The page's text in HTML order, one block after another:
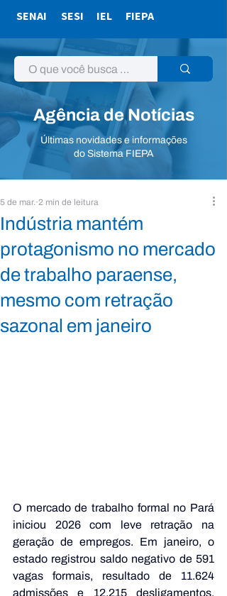
SENAI SESI IEL FIEPA
Agência de Notícias
Últimas novidades e informações
do Sistema FIEPA
Indústria mantém
protagonismo no mercado
de trabalho paraense,
mesmo com retração
sazonal em janeiro
5 de mar. 2 min de leitura
O mercado de trabalho formal no Pará
iniciou 2026 com leve retração na
geração de empregos. Em janeiro, o
estado registrou saldo negativo de 591
vagas formais, resultado de 11.624
admissões e 12.215 desligamentos,